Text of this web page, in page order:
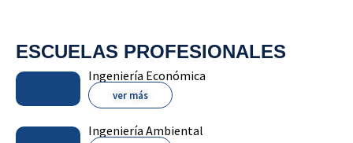
ESCUELAS PROFESIONALES
Ingeniería Económica
ver más
Ingeniería Ambiental